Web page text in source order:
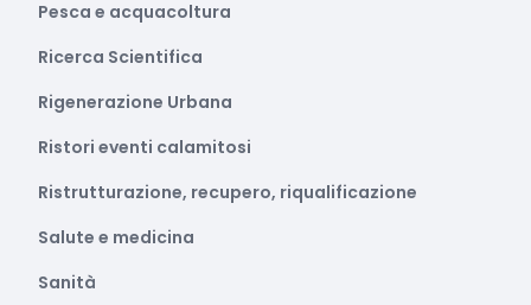
Pesca e acquacoltura
Ricerca Scientifica
Rigenerazione Urbana
Ristori eventi calamitosi
Ristrutturazione, recupero, riqualificazione
Salute e medicina
Sanità